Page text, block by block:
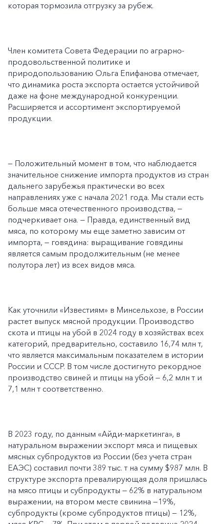
которая тормозила отгрузку за рубеж.
Член комитета Совета Федерации по аграрно-
продовольственной политике и
природопользованию Ольга Епифанова отмечает,
что динамика роста экспорта остается устойчивой
даже на фоне международной конкуренции.
Расширяется и ассортимент экспортируемой
продукции.
— Положительный момент в том, что наблюдается
значительное снижение импорта продуктов из стран
дальнего зарубежья практически во всех
направлениях уже с начала 2021 года. Мы стали есть
больше мяса отечественного производства, —
подчеркивает она. — Правда, единственный вид
мяса, по которому мы еще заметно зависим от
импорта, — говядина: выращивание говядины
является самым продолжительным (не менее
полутора лет) из всех видов мяса.
Как уточнили «Известиям» в Минсельхозе, в России
растет выпуск мясной продукции. Производство
скота и птицы на убой в 2024 году в хозяйствах всех
категорий, предварительно, составило 16,74 млн т,
что является максимальным показателем в истории
России и СССР. В том числе достигнуто рекордное
производство свиней и птицы на убой — 6,2 млн т и
7,1 млн т соответственно.
В 2023 году, по данным «Айди-маркетинга», в
натуральном выражении экспорт мяса и пищевых
мясных субпродуктов из России (без учета стран
ЕАЭС) составил почти 389 тыс. т на сумму $987 млн. В
структуре экспорта превалирующая доля пришлась
на мясо птицы и субпродукты — 62% в натуральном
выражении, на втором месте свинина —19%,
субпродукты (кроме субпродуктов птицы) — 12%,